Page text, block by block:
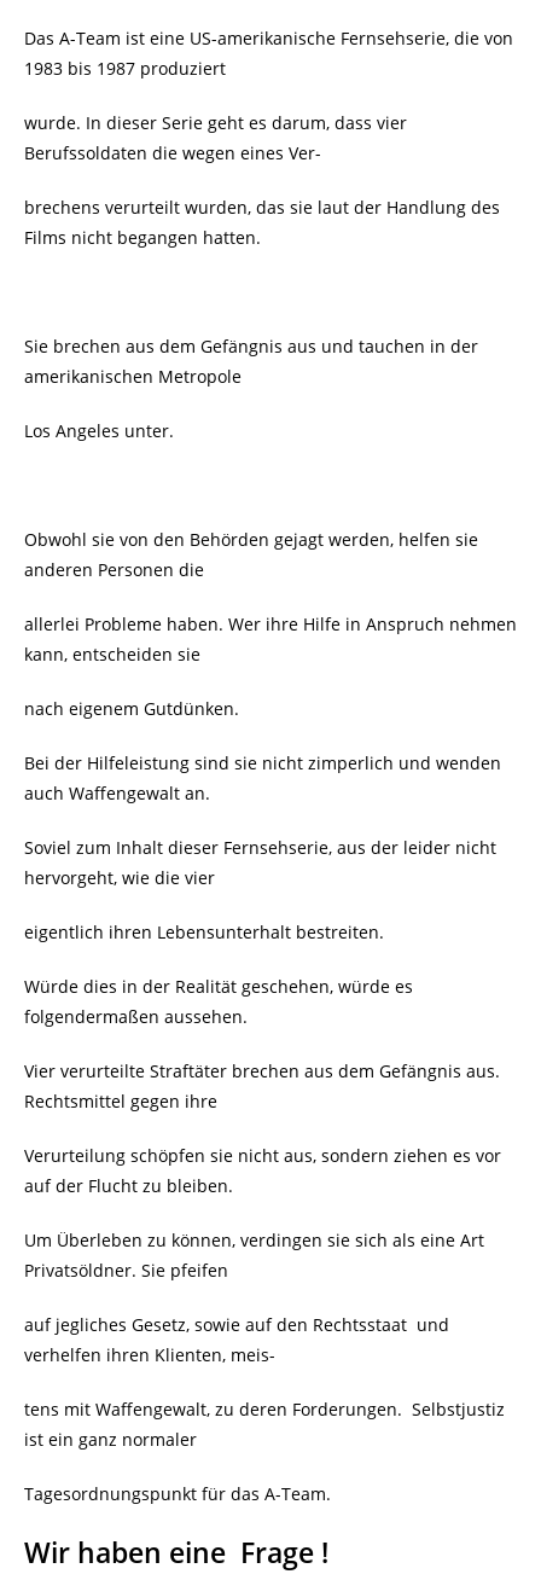
Das A-Team ist eine US-amerikanische Fernsehserie, die von
1983 bis 1987 produziert
wurde. In dieser Serie geht es darum, dass vier
Berufssoldaten die wegen eines Ver-
brechens verurteilt wurden, das sie laut der Handlung des
Films nicht begangen hatten.
Sie brechen aus dem Gefängnis aus und tauchen in der
amerikanischen Metropole
Los Angeles unter.
Obwohl sie von den Behörden gejagt werden, helfen sie
anderen Personen die
allerlei Probleme haben. Wer ihre Hilfe in Anspruch nehmen
kann, entscheiden sie
nach eigenem Gutdünken.
Bei der Hilfeleistung sind sie nicht zimperlich und wenden
auch Waffengewalt an.
Soviel zum Inhalt dieser Fernsehserie, aus der leider nicht
hervorgeht, wie die vier
eigentlich ihren Lebensunterhalt bestreiten.
Würde dies in der Realität geschehen, würde es
folgendermaßen aussehen.
Vier verurteilte Straftäter brechen aus dem Gefängnis aus.
Rechtsmittel gegen ihre
Verurteilung schöpfen sie nicht aus, sondern ziehen es vor
auf der Flucht zu bleiben.
Um Überleben zu können, verdingen sie sich als eine Art
Privatsöldner. Sie pfeifen
auf jegliches Gesetz, sowie auf den Rechtsstaat und
verhelfen ihren Klienten, meis-
tens mit Waffengewalt, zu deren Forderungen. Selbstjustiz
ist ein ganz normaler
Tagesordnungspunkt für das A-Team.
Wir haben eine Frage !